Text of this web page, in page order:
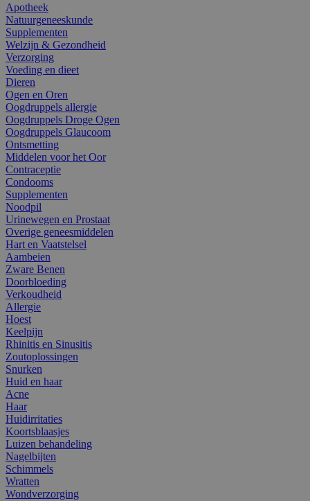
Apotheek
Natuurgeneeskunde
Supplementen
Welzijn & Gezondheid
Verzorging
Voeding en dieet
Dieren
Ogen en Oren
Oogdruppels allergie
Oogdruppels Droge Ogen
Oogdruppels Glaucoom
Ontsmetting
Middelen voor het Oor
Contraceptie
Condooms
Supplementen
Noodpil
Urinewegen en Prostaat
Overige geneesmiddelen
Hart en Vaatstelsel
Aambeien
Zware Benen
Doorbloeding
Verkoudheid
Allergie
Hoest
Keelpijn
Rhinitis en Sinusitis
Zoutoplossingen
Snurken
Huid en haar
Acne
Haar
Huidirritaties
Koortsblaasjes
Luizen behandeling
Nagelbijten
Schimmels
Wratten
Wondverzorging